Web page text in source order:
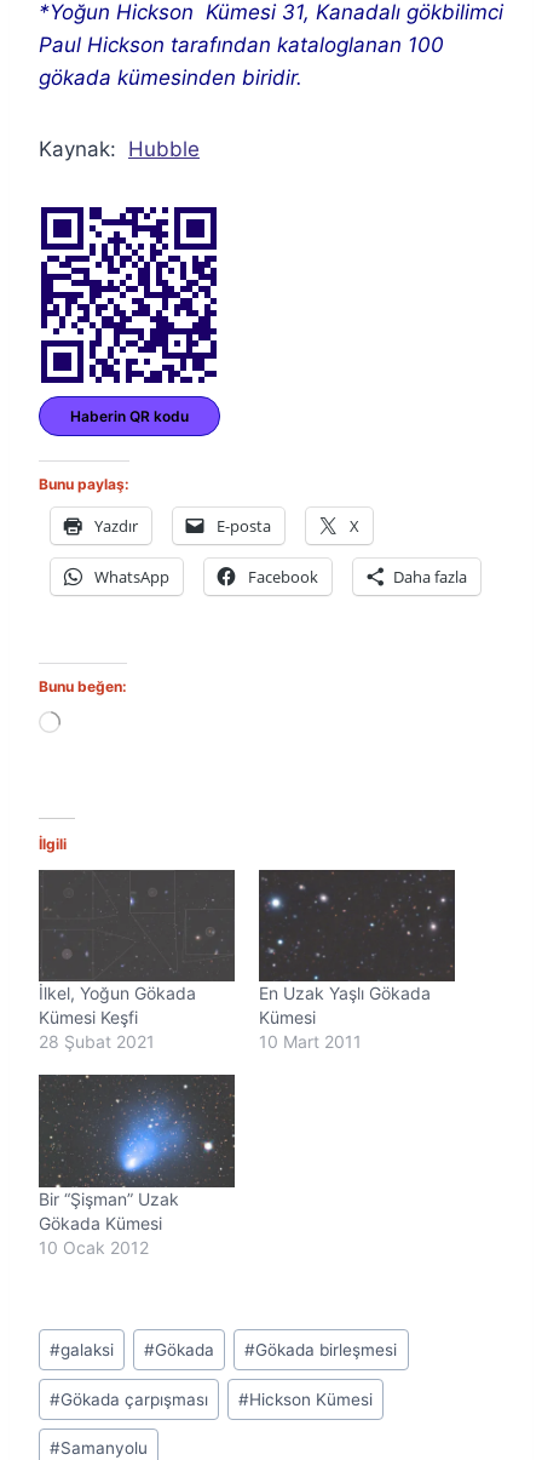
*Yoğun Hickson Kümesi 31, Kanadalı gökbilimci
Paul Hickson tarafından kataloglanan 100
gökada kümesinden biridir.
Kaynak: Hubble
Haberin QR kodu
Bunu paylaş:
Yazdır E-posta X
WhatsApp Facebook Daha fazla
Bunu beğen:
Y
n
.
.
İlgili
İlkel, Yoğun Gökada
Kümesi Keşfi
28 Şubat 2021
En Uzak Yaşlı Gökada
Kümesi
10 Mart 2011
Bir “Şişman” Uzak
Gökada Kümesi
10 Ocak 2012
Post
Tags:
#galaksi #Gökada #Gökada birleşmesi
#Gökada çarpışması #Hickson Kümesi
#Samanyolu